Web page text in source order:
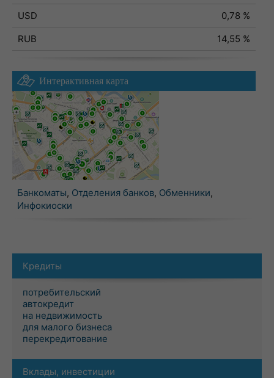
USD
0,78 %
RUB
14,55 %
Интерактивная карта
Банкоматы, Отделения банков, Обменники,
Инфокиоски
Кредиты
потребительский
автокредит
на недвижимость
для малого бизнеса
перекредитование
Вклады, инвестиции